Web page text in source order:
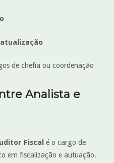
de chefia ou coordenação
Analista e
Fiscal é o cargo de
em fiscalização e autuação.